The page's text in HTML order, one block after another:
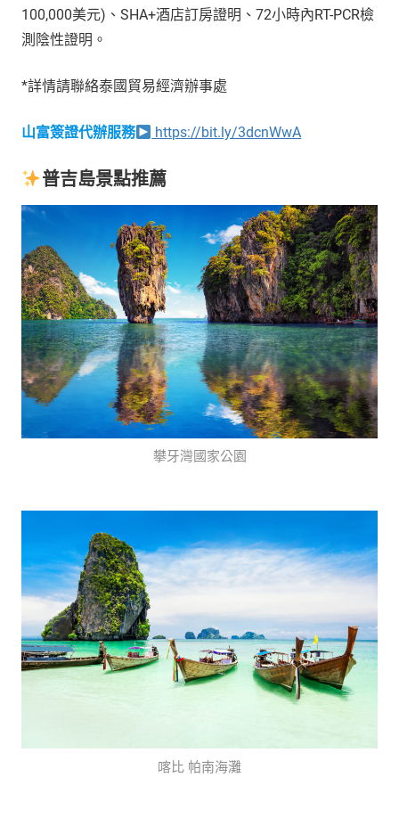
100,000美元)、SHA+酒店訂房證明、72小時內RT-PCR檢
測陰性證明。
*詳情請聯絡泰國貿易經濟辦事處
山富簽證代辦服務 https://bit.ly/3dcnWwA
普吉島景點推薦
攀牙灣國家公園
喀比 帕南海灘